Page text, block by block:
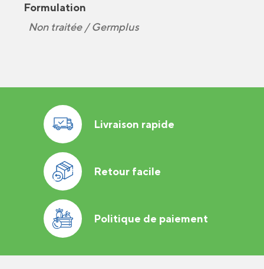
Formulation
Non traitée / Germplus
Livraison rapide
Retour facile
Politique de paiement